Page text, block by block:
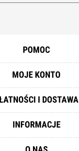
POMOC
MOJE KONTO
I DOSTAWA
INFORMACJE